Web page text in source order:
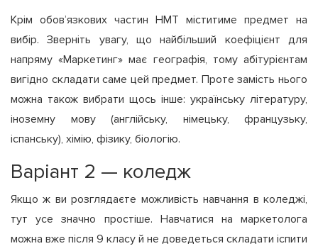
Крім обов’язкових частин НМТ міститиме предмет на
вибір. Зверніть увагу, що найбільший коефіцієнт для
напряму «Маркетинг» має географія, тому абітурієнтам
вигідно складати саме цей предмет. Проте замість нього
можна також вибрати щось інше: українську літературу,
іноземну мову (англійську, німецьку, французьку,
іспанську), хімію, фізику, біологію.
Варіант 2 — коледж
Якщо ж ви розглядаєте можливість навчання в коледжі,
тут усе значно простіше. Навчатися на маркетолога
можна вже після 9 класу й не доведеться складати іспити